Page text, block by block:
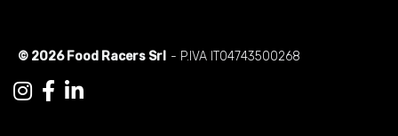
© 2026 Food Racers Srl - P.IVA IT04743500268